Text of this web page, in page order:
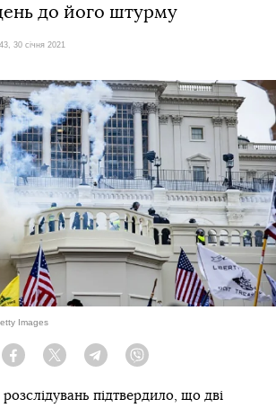
до його штурму
30 січня 2021
Images
Facebook Twitter Telegram
підтвердило, що дві